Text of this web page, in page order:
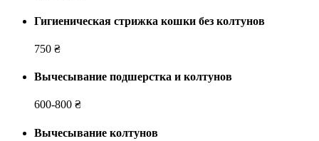
Гигиеническая стрижка кошки без колтунов
750 ₴
Вычесывание подшерстка и колтунов
600-800 ₴
Вычесывание колтунов